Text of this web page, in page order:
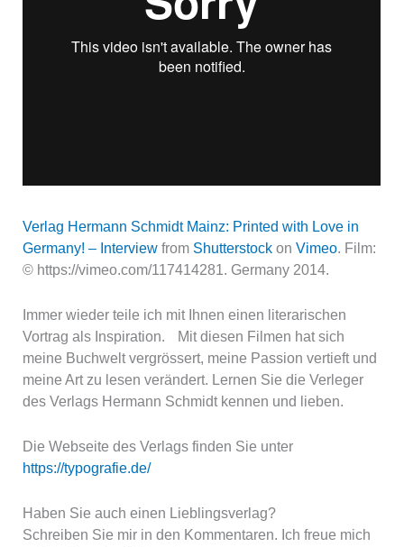
Verlag Hermann Schmidt Mainz: Printed with Love in
Germany! – Interview from Shutterstock onVimeo. Film:
© https://vimeo.com/117414281. Germany 2014.
Immer wieder teile ich mit Ihnen einen literarischen
Vortrag als Inspiration. Mit diesen Filmen hat sich
meine Buchwelt vergrössert, meine Passion vertieft und
meine Art zu lesen verändert. Lernen Sie die Verleger
des Verlags Hermann Schmidt kennen und lieben.
Die Webseite des Verlags finden Sie unter
https://typografie.de/
Haben Sie auch einen Lieblingsverlag?
Schreiben Sie mir in den Kommentaren. Ich freue mich